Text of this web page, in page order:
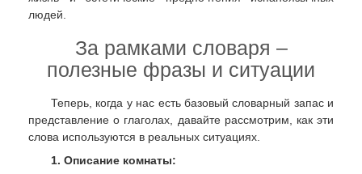
людей.
За рамками словаря –
полезные фразы и ситуации
Теперь, когда у нас есть базовый словарный запас и
представление о глаголах, давайте рассмотрим, как эти
слова используются в реальных ситуациях.
1. Описание комнаты: